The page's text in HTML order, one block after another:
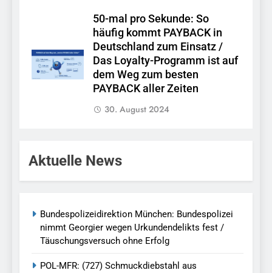
50-mal pro Sekunde: So
häufig kommt PAYBACK in
Deutschland zum Einsatz /
Das Loyalty-Programm ist auf
dem Weg zum besten
PAYBACK aller Zeiten
30. August 2024
Aktuelle News
Bundespolizeidirektion München: Bundespolizei
nimmt Georgier wegen Urkundendelikts fest /
Täuschungsversuch ohne Erfolg
POL-MFR: (727) Schmuckdiebstahl aus